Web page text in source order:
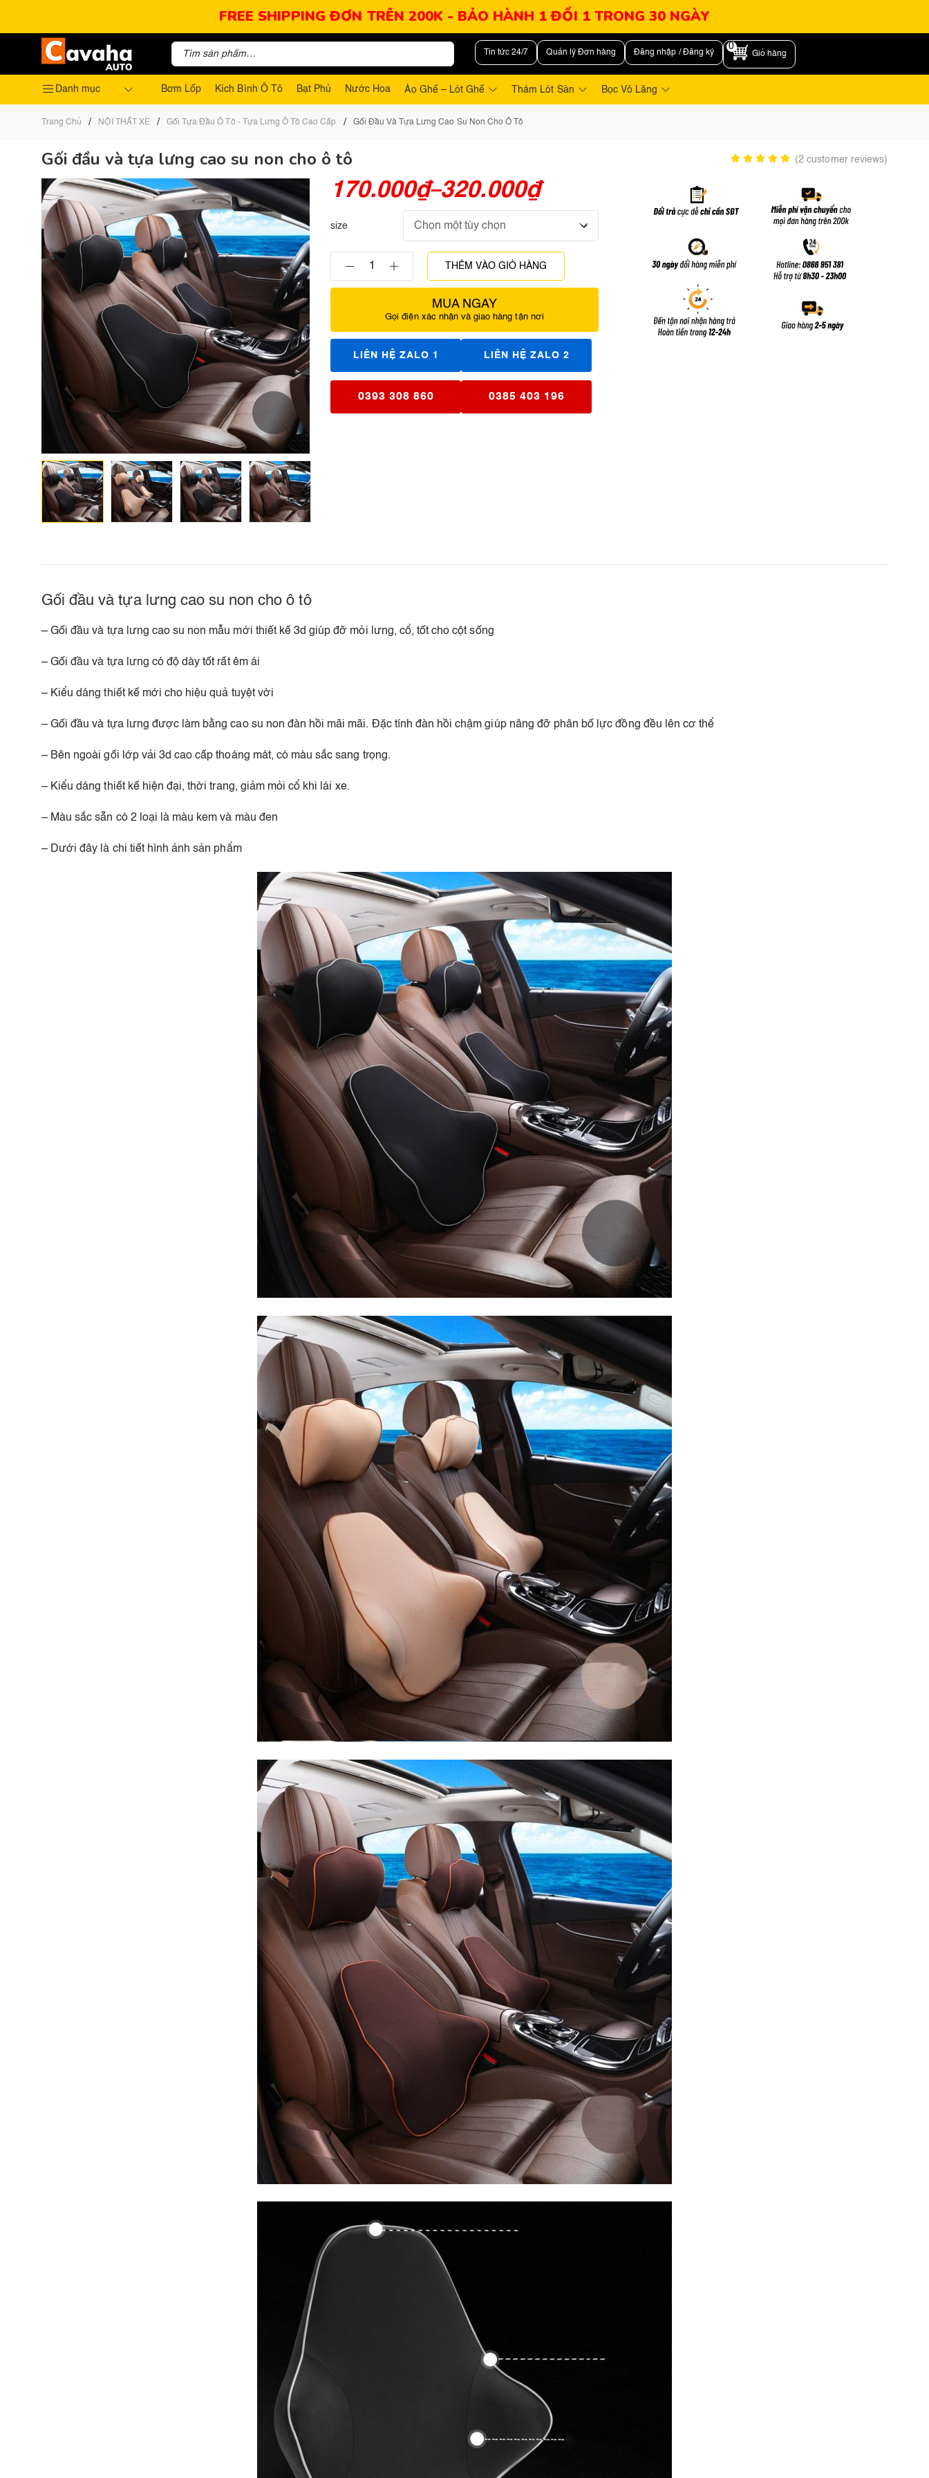
FREE SHIPPING ĐƠN TRÊN 200K - BẢO HÀNH 1 ĐỔI 1 TRONG 30 NGÀY
Tin tức 24/7 Quản lý Đơn hàng Đăng nhập / Đăng ký
0
Giỏ hàng
Danh mục Bơm Lốp Kích Bình Ô Tô Bạt Phủ Nước Hoa Áo Ghế – Lót Ghế Thảm Lót Sàn Bọc Vô Lăng
Trang Chủ / NỘI THẤT XE / Gối Tựa Đầu Ô Tô - Tựa Lưng Ô Tô Cao Cấp / Gối Đầu Và Tựa Lưng Cao Su Non Cho Ô Tô
Gối đầu và tựa lưng cao su non cho ô tô (2 customer reviews)
170.000₫–320.000₫
size
THÊM VÀO GIỎ HÀNG
MUA NGAY
Gọi điện xác nhận và giao hàng tận nơi
LIÊN HỆ ZALO 1 LIÊN HỆ ZALO 2
0393 308 860 0385 403 196
Gối đầu và tựa lưng cao su non cho ô tô
– Gối đầu và tựa lưng cao su non mẫu mới thiết kế 3d giúp đỡ mỏi lưng, cổ, tốt cho cột sống
– Gối đầu và tựa lưng có độ dày tốt rất êm ái
– Kiểu dáng thiết kế mới cho hiệu quả tuyệt vời
– Gối đầu và tựa lưng được làm bằng cao su non đàn hồi mãi mãi. Đặc tính đàn hồi chậm giúp nâng đỡ phân bố lực đồng đều lên cơ thể
– Bên ngoài gối lớp vải 3d cao cấp thoáng mát, có màu sắc sang trọng.
– Kiểu dáng thiết kế hiện đại, thời trang, giảm mỏi cổ khi lái xe.
– Màu sắc sẵn có 2 loại là màu kem và màu đen
– Dưới đây là chi tiết hình ảnh sản phẩm